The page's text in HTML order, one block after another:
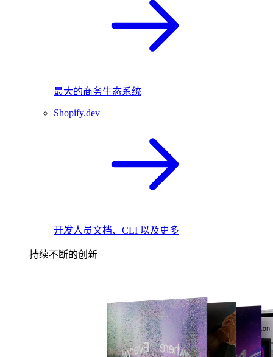
最大的商务生态系统
Shopify.dev
开发人员文档、CLI 以及更多
持续不断的创新